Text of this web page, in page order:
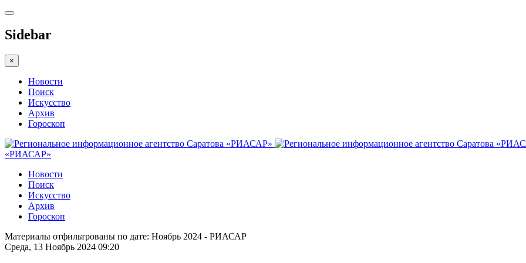
Sidebar
×
Новости
Поиск
Искусство
Архив
Гороскоп
«РИАСАР»
Новости
Поиск
Искусство
Архив
Гороскоп
Материалы отфильтрованы по дате: Ноябрь 2024 - РИАСАР
Среда, 13 Ноябрь 2024 09:20